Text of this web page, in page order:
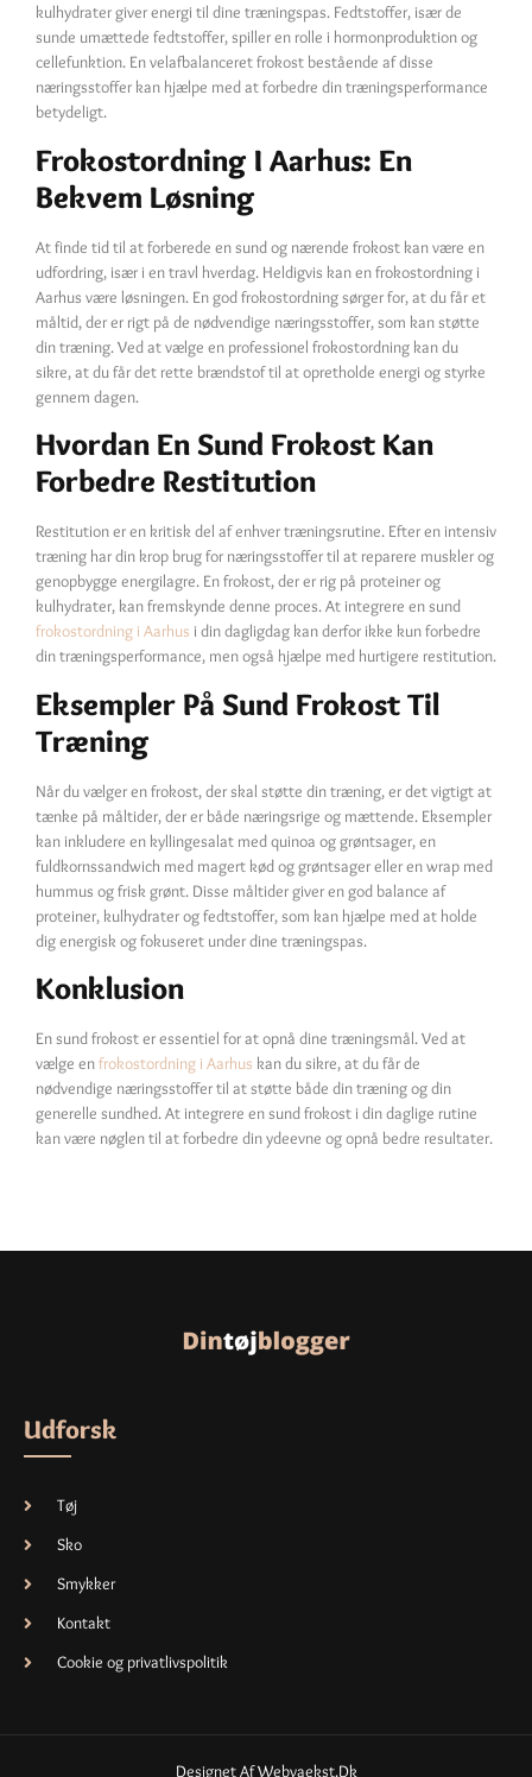
kulhydrater giver energi til dine træningspas. Fedtstoffer, især de
sunde umættede fedtstoffer, spiller en rolle i hormonproduktion og
cellefunktion. En velafbalanceret frokost bestående af disse
næringsstoffer kan hjælpe med at forbedre din træningsperformance
betydeligt.
Frokostordning I Aarhus: En
Bekvem Løsning
At finde tid til at forberede en sund og nærende frokost kan være en
udfordring, især i en travl hverdag. Heldigvis kan en frokostordning i
Aarhus være løsningen. En god frokostordning sørger for, at du får et
måltid, der er rigt på de nødvendige næringsstoffer, som kan støtte
din træning. Ved at vælge en professionel frokostordning kan du
sikre, at du får det rette brændstof til at opretholde energi og styrke
gennem dagen.
Hvordan En Sund Frokost Kan
Forbedre Restitution
Restitution er en kritisk del af enhver træningsrutine. Efter en intensiv
træning har din krop brug for næringsstoffer til at reparere muskler og
genopbygge energilagre. En frokost, der er rig på proteiner og
kulhydrater, kan fremskynde denne proces. At integrere en sund
frokostordning i Aarhus i din dagligdag kan derfor ikke kun forbedre
din træningsperformance, men også hjælpe med hurtigere restitution.
Eksempler På Sund Frokost Til
Træning
Når du vælger en frokost, der skal støtte din træning, er det vigtigt at
tænke på måltider, der er både næringsrige og mættende. Eksempler
kan inkludere en kyllingesalat med quinoa og grøntsager, en
fuldkornssandwich med magert kød og grøntsager eller en wrap med
hummus og frisk grønt. Disse måltider giver en god balance af
proteiner, kulhydrater og fedtstoffer, som kan hjælpe med at holde
dig energisk og fokuseret under dine træningspas.
Konklusion
En sund frokost er essentiel for at opnå dine træningsmål. Ved at
vælge enfrokostordning i Aarhus kan du sikre, at du får de
nødvendige næringsstoffer til at støtte både din træning og din
generelle sundhed. At integrere en sund frokost i din daglige rutine
kan være nøglen til at forbedre din ydeevne og opnå bedre resultater.
Udforsk
Tøj
Sko
Smykker
Kontakt
Cookie og privatlivspolitik
Designet Af Webvaekst.dk